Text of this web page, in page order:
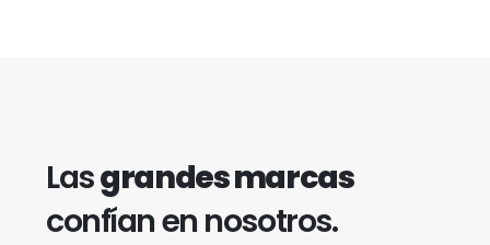
Lasgrandes marcas
confían en nosotros.